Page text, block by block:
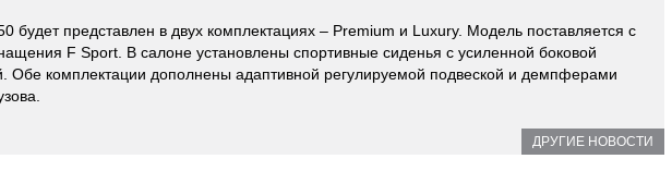
будет представлен в двух комплектациях – Premium и Luxury. Модель поставляется с
F Sport. В салоне установлены спортивные сиденья с усиленной боковой
Обе комплектации дополнены адаптивной регулируемой подвеской и демпферами
ДРУГИЕ НОВОСТИ